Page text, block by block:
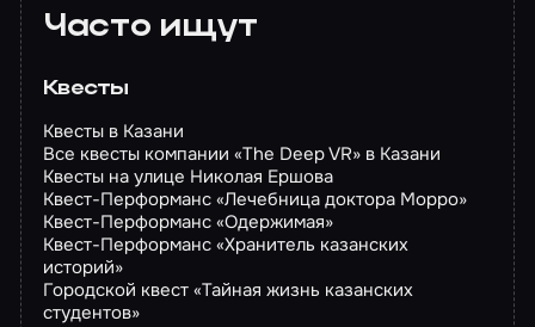
Часто ищут
Квесты
Квесты в Казани
Все квесты компании «The Deep VR» в Казани
Квесты на улице Николая Ершова
Квест-Перформанс «Лечебница доктора Морро»
Квест-Перформанс «Одержимая»
Квест-Перформанс «Хранитель казанских
историй»
Городской квест «Тайная жизнь казанских
студентов»